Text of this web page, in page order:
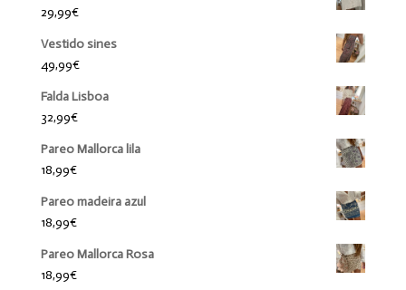
29,99€
Vestido sines
49,99€
Falda Lisboa
32,99€
Pareo Mallorca lila
18,99€
Pareo madeira azul
18,99€
Pareo Mallorca Rosa
18,99€